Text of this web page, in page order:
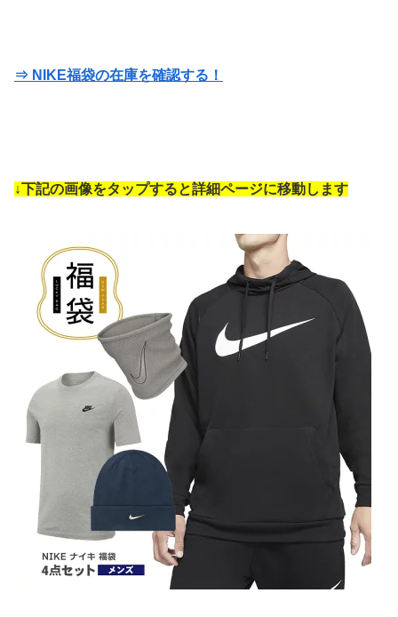
⇒ NIKE福袋の在庫を確認する！
↓下記の画像をタップすると詳細ページに移動します